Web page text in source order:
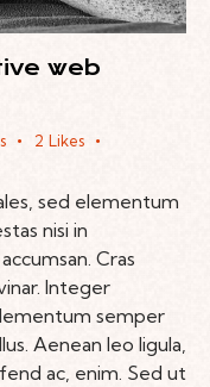
web
2 Likes
sed elementum
nisi in
Cras
Integer
semper
Aenean leo ligula,
ac, enim. Sed ut